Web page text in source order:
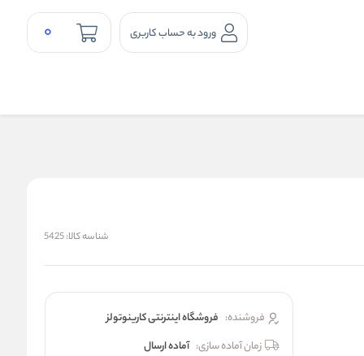
ورود به حساب کاربری 0
شناسه کالا:5425
فروشنده: فروشگاه اینترنتی کارینوتولز
زمان آماده سازی: آماده ارسال